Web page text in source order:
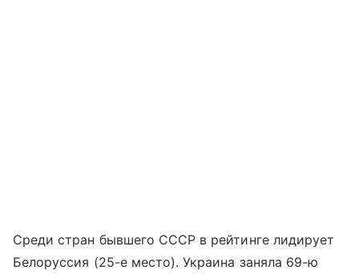
Среди стран бывшего СССР в рейтинге лидирует
Белоруссия (25-е место). Украина заняла 69-ю